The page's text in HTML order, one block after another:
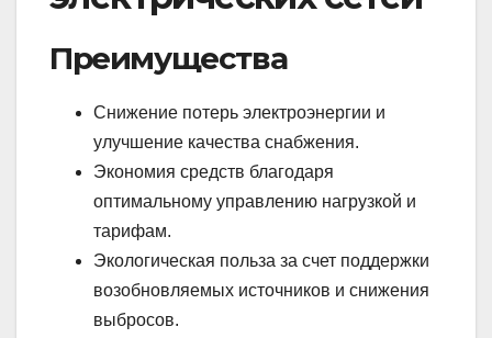
Преимущества
Снижение потерь электроэнергии и
улучшение качества снабжения.
Экономия средств благодаря
оптимальному управлению нагрузкой и
тарифам.
Экологическая польза за счет поддержки
возобновляемых источников и снижения
выбросов.